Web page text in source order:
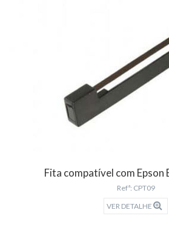
Fita compatível com Epson
Refª: CPT09
VER DETALHE